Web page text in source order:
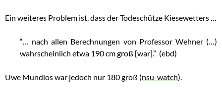
Ein weiteres Problem ist, dass der Todeschütze Kiesewetters …
“… nach allen Berechnungen von Professor Wehner (…)
wahrscheinlich etwa 190 cm groß [war].” (ebd)
Uwe Mundlos war jedoch nur 180 groß (nsu-watch).